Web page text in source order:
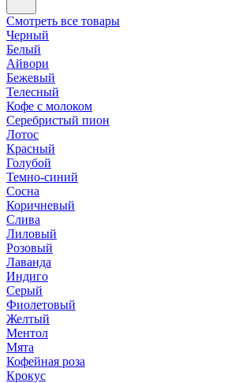
Смотреть все товары
Черный
Белый
Айвори
Бежевый
Телесный
Кофе с молоком
Серебристый пион
Лотос
Красный
Голубой
Темно-синий
Сосна
Коричневый
Слива
Лиловый
Розовый
Лаванда
Индиго
Серый
Фиолетовый
Желтый
Ментол
Мята
Кофейная роза
Крокус